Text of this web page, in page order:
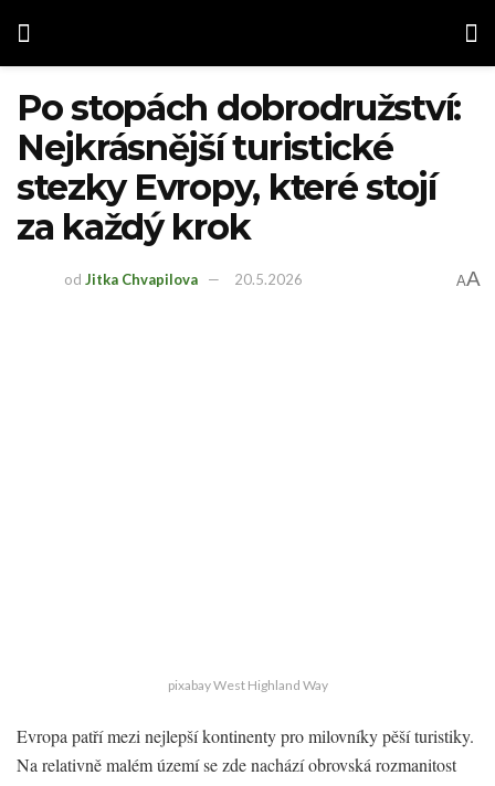
Po stopách dobrodružství:
Nejkrásnější turistické
stezky Evropy, které stojí
za každý krok
od Jitka Chvapilova 20.5.2026 AA
pixabay West Highland Way
Evropa patří mezi nejlepší kontinenty pro milovníky pěší turistiky.
Na relativně malém území se zde nachází obrovská rozmanitost